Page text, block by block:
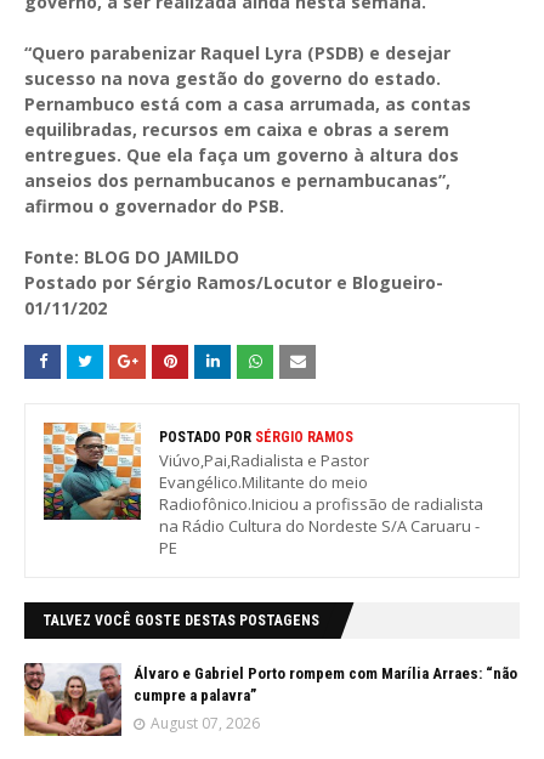
“Quero parabenizar Raquel Lyra (PSDB) e desejar
sucesso na nova gestão do governo do estado.
Pernambuco está com a casa arrumada, as contas
equilibradas, recursos em caixa e obras a serem
entregues. Que ela faça um governo à altura dos
anseios dos pernambucanos e pernambucanas”,
afirmou o governador do PSB.
Fonte: BLOG DO JAMILDO
Postado por Sérgio Ramos/Locutor e Blogueiro-
01/11/202
POSTADO POR SÉRGIO RAMOS
Viúvo,Pai,Radialista e Pastor
Evangélico.Militante do meio
Radiofônico.Iniciou a profissão de radialista
na Rádio Cultura do Nordeste S/A Caruaru -
PE
TALVEZ VOCÊ GOSTE DESTAS POSTAGENS
Álvaro e Gabriel Porto rompem com Marília Arraes: “não
cumpre a palavra”
August 07, 2026